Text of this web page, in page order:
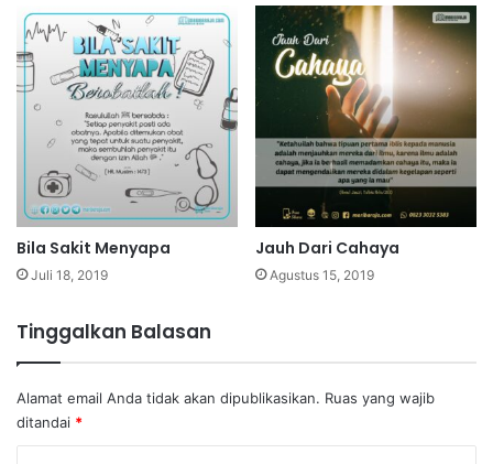
Bila Sakit Menyapa
Juli 18, 2019
Jauh Dari Cahaya
Agustus 15, 2019
Tinggalkan Balasan
Alamat email Anda tidak akan dipublikasikan. Ruas yang wajib
ditandai *